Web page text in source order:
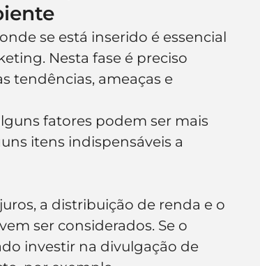
se está inserido é essencial
Nesta fase é preciso
tendências, ameaças e
fatores podem ser mais
itens indispensáveis a
a distribuição de renda e o
ser considerados. Se o
investir na divulgação de